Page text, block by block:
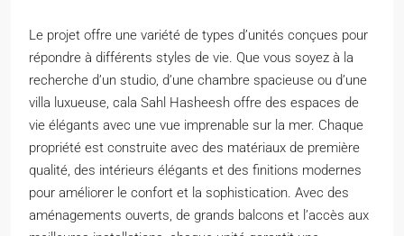
Le projet offre une variété de types d’unités conçues pour
répondre à différents styles de vie. Que vous soyez à la
recherche d’un studio, d’une chambre spacieuse ou d’une
villa luxueuse, cala Sahl Hasheesh offre des espaces de
vie élégants avec une vue imprenable sur la mer. Chaque
propriété est construite avec des matériaux de première
qualité, des intérieurs élégants et des finitions modernes
pour améliorer le confort et la sophistication. Avec des
aménagements ouverts, de grands balcons et l’accès aux